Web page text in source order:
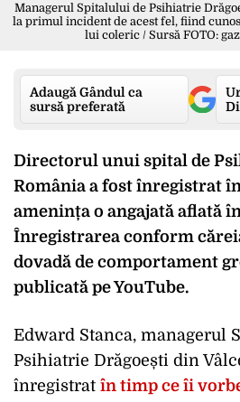
Managerul Spitalului de Psihiatrie
la primul incident de acest fel, fiind
lui coleric / Sursă FOTO:
Adaugă Gândul ca
sursă preferată
Directorul unui spital de
România a fost înregistrat
amenința o angajată aflată
Înregistrarea conform
dovadă de comportament
publicată pe YouTube.
Edward Stanca, managerul
Psihiatrie Drăgoești din
înregistrat în timp ce îi